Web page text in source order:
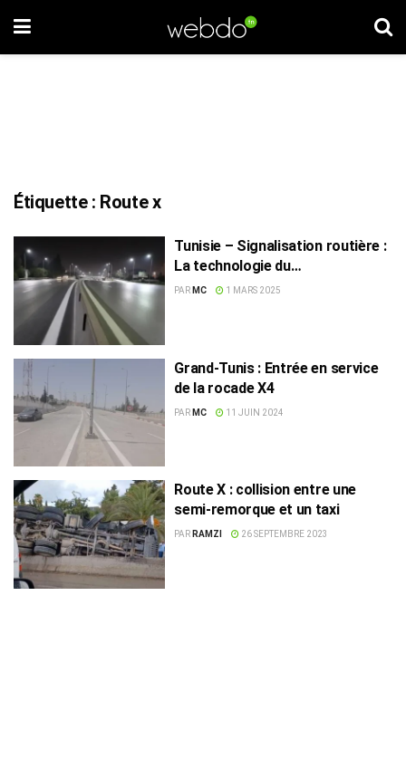
Étiquette : Route x
Tunisie – Signalisation routière :
La technologie du
thermoplastique à chaud
PAR MC 1 MARS 2025
Grand-Tunis : Entrée en service
de la rocade X4
PAR MC 11 JUIN 2024
Route X : collision entre une
semi-remorque et un taxi
PAR RAMZI 26 SEPTEMBRE 2023